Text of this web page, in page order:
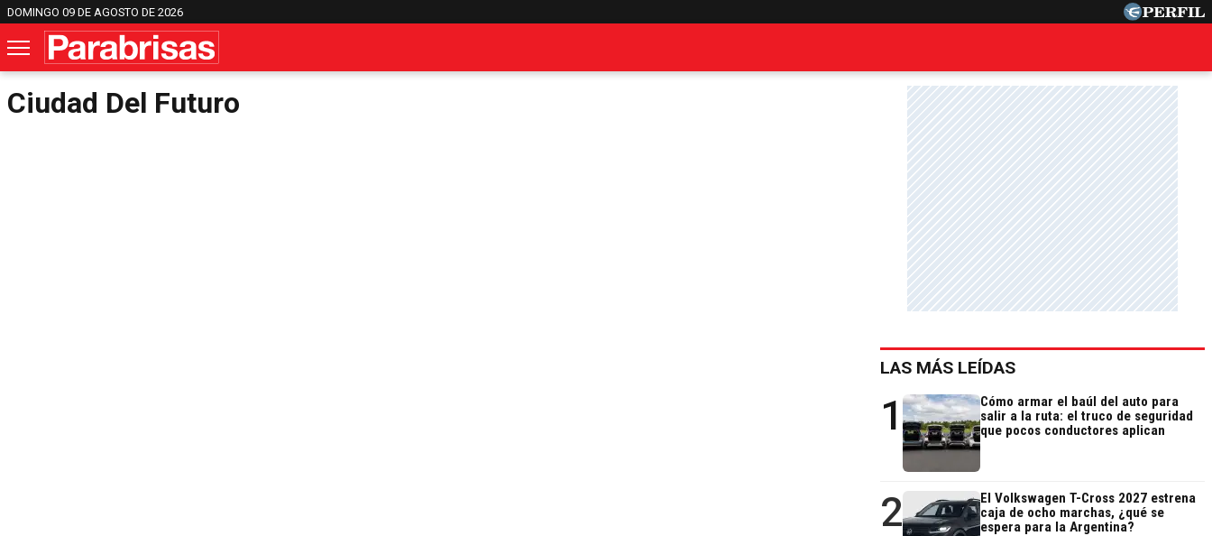
DOMINGO 09 DE AGOSTO DE 2026
Ciudad Del Futuro
LAS MÁS LEÍDAS
1
Cómo armar el baúl del auto para
salir a la ruta: el truco de seguridad
que pocos conductores aplican
2
El Volkswagen T-Cross 2027 estrena
caja de ocho marchas, ¿qué se
espera para la Argentina?